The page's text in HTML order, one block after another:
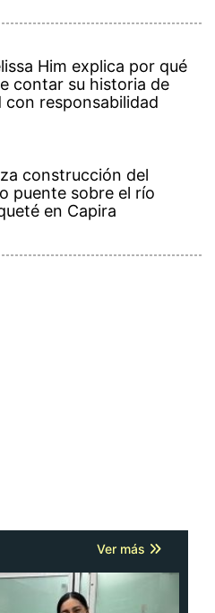
Him explica por qué
contar su historia de
con responsabilidad
construcción del
puente sobre el río
en Capira
Ver más